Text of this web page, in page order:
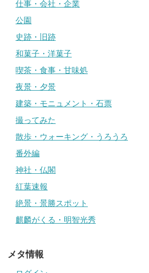
仕事・会社・企業
公園
史跡・旧跡
和菓子・洋菓子
喫茶・食事・甘味処
夜景・夕景
建築・モニュメント・石票
撮ってみた
散歩・ウォーキング・うろうろ
番外編
神社・仏閣
紅葉速報
絶景・景勝スポット
麒麟がくる・明智光秀
メタ情報